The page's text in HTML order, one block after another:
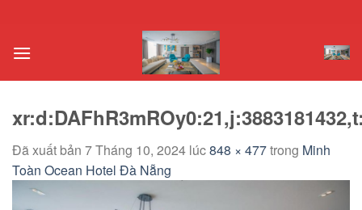
nội
Đã xuất bản 7 Tháng 10, 2024 lúc848 × 477trong Minh
Toàn Ocean Hotel Đà Nẵng